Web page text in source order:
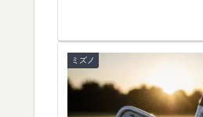
ミズノ